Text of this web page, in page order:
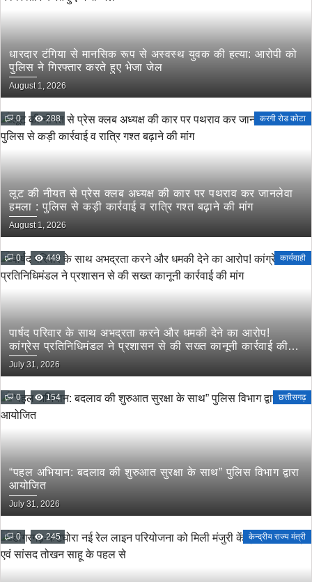
धारदार टंगिया से मानसिक रूप से अस्वस्थ युवक की हत्या: आरोपी को
पुलिस ने गिरफ्तार करते हुए भेजा जेल
August 1, 2026
0 288 करगी रोड कोटा
लूट की नीयत से प्रेस क्लब अध्यक्ष की कार पर पथराव कर जानलेवा
हमला : पुलिस से कड़ी कार्रवाई व रात्रि गश्त बढ़ाने की मांग
August 1, 2026
0 449 कार्यवाही
पार्षद परिवार के साथ अभद्रता करने और धमकी देने का आरोप!
कांग्रेस प्रतिनिधिमंडल ने प्रशासन से की सख्त कानूनी कार्रवाई की
मांग
July 31, 2026
0 154 छत्तीसगढ़
“पहल अभियान: बदलाव की शुरुआत सुरक्षा के साथ” पुलिस विभाग द्वारा
आयोजित
July 31, 2026
0 245 केन्द्रीय राज्य मंत्री